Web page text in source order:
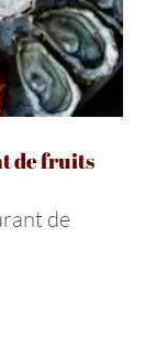
de fruits
de